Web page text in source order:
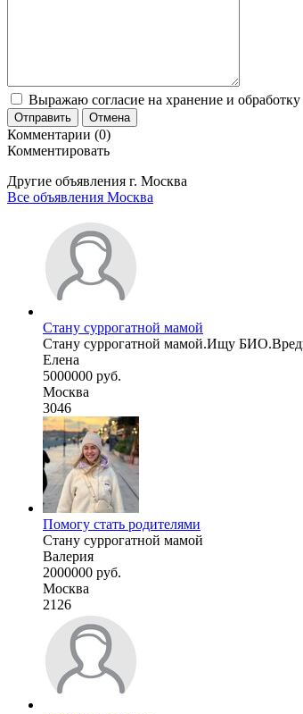
Выражаю согласие на хранение и
Отправить Отмена
Комментарии (0)
Комментировать
Другие объявления г. Москва
Все объявления Москва
Стану суррогатной мамой
Стану суррогатной мамой.Ищу
Елена
5000000 руб.
Москва
3046
Помогу стать родителями
Стану суррогатной мамой
Валерия
2000000 руб.
Москва
2126